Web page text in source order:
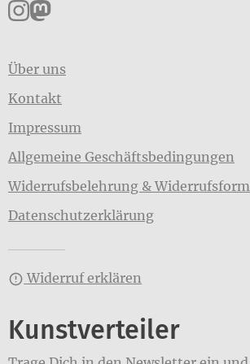
Pankpress auf Instagram
Pankpress auf
Über uns
Kontakt
Impressum
Allgemeine Geschäftsbedingungen
Widerrufsbelehrung &
Datenschutzerklärung
Widerruf erklären
Kunstverteiler